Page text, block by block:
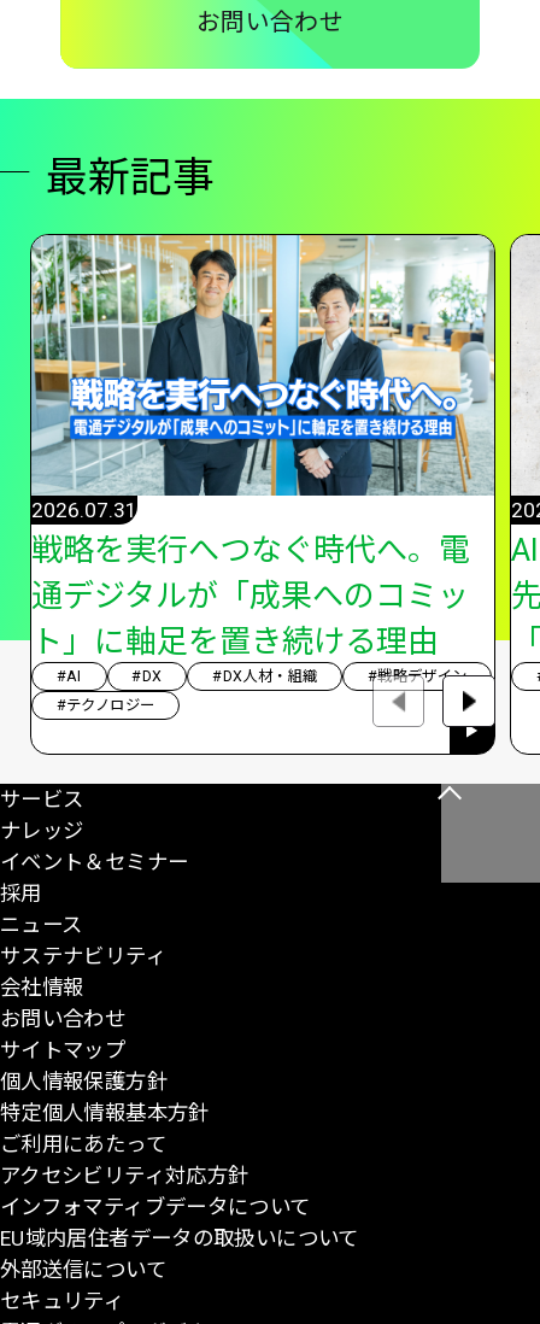
お問い合わせ
最新記事
戦略を実行へつなぐ時代へ。電
通デジタルが「成果へのコミッ
ト」に軸足を置き続ける理由
2026.07.31
#AI #DX #DX人材・組織
#戦略デザイン
#テクノロジー
こ
サービス
ナレッジ
イベント＆セミナー
採用
ニュース
サステナビリティ
会社情報
お問い合わせ
サイトマップ
個人情報保護方針
特定個人情報基本方針
ご利用にあたって
アクセシビリティ対応方針
インフォマティブデータについて
EU域内居住者データの取扱いについて
外部送信について
セキュリティ